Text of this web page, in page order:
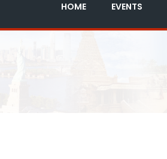
HOME EVENTS